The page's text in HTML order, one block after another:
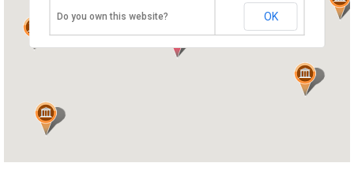
Do you own this website? OK